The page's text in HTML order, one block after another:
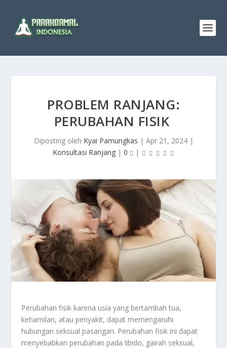
PROBLEM RANJANG:
PERUBAHAN FISIK
Diposting oleh Kyai Pamungkas | Apr 21, 2024|
Konsultasi Ranjang| 0 |
Perubahan fisik karena usia yang bertambah tua,
kehamilan, atau penyakit, dapat memengaruhi
hubungan seksual pasangan. Perubahan fisik ini dapat
menyebabkan perubahan pada libido, gairah seksual,